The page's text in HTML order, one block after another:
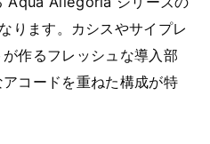
ります。カシスやサイプレ
作るフレッシュな導入部
コードを重ねた構成が特